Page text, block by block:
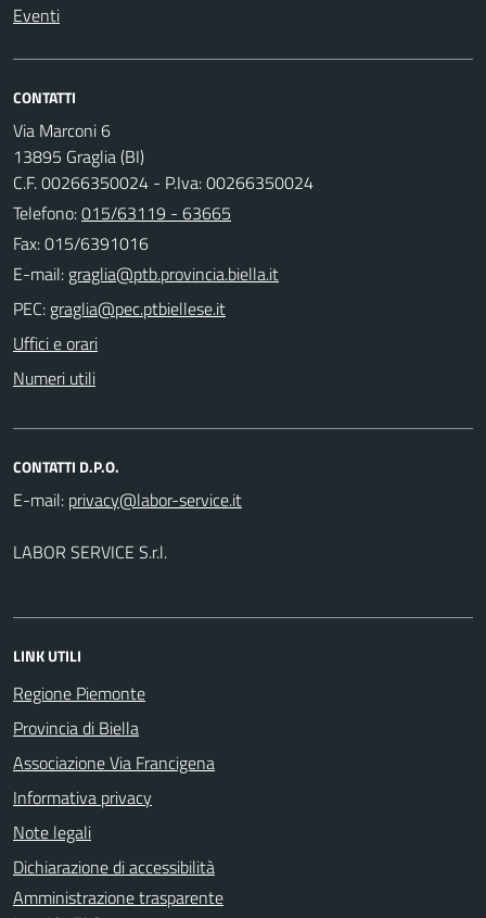
Eventi
CONTATTI
Via Marconi 6
13895 Graglia (BI)
C.F. 00266350024 - P.Iva: 00266350024
Telefono:015/63119 - 63665
Fax: 015/6391016
E-mail:
PEC:
Uffici e orari
Numeri utili
CONTATTI D.P.O.
E-mail:
LABOR SERVICE S.r.l.
LINK UTILI
Regione Piemonte
Provincia di Biella
Associazione Via Francigena
Informativa privacy
Note legali
Dichiarazione di accessibilità
Amministrazione trasparente